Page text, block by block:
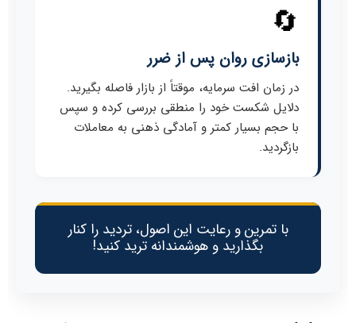
🔄
بازسازی روان پس از ضرر
در زمان افت سرمایه، موقتاً از بازار فاصله بگیرید.
دلایل شکست خود را منطقی بررسی کرده و سپس
با حجم بسیار کمتر و آمادگی ذهنی به معاملات
بازگردید.
با تمرین و رعایت این اصول، تردید را کنار
بگذارید و هوشمندانه ترید کنید!